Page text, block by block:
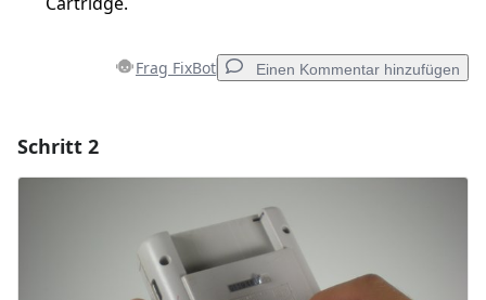
Frag FixBot Einen Kommentar hinzufügen
Abbrechen Kommentieren
Schritt 2